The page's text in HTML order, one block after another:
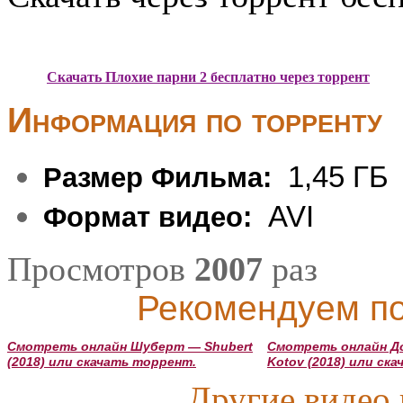
Скачать Плохие парни 2 бесплатно через торрент
Информация по торренту
Размер Фильма: 1,45 ГБ
Формат видео: AVI
Просмотров 2007 раз
Рекомендуем
Смотреть онлайн Шуберт — Shubert
(2018) или скачать торрент.
Смотреть онлайн
Kotov (2018) или